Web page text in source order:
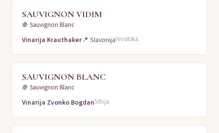
SAUVIGNON VIDIM
🍇 Sauvignon Blanc
Vinarija Krauthaker📍 SlavonijaHrvatska
SAUVIGNON BLANC
🍇 Sauvignon Blanc
Vinarija Zvonko BogdanSrbija